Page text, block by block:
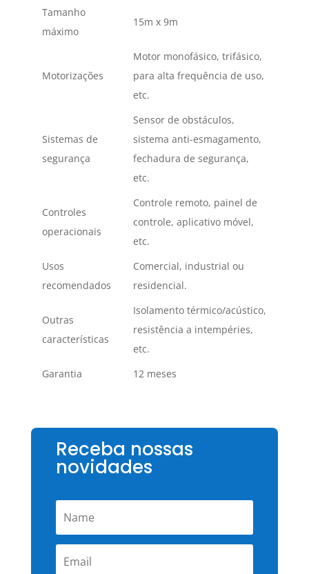
Tamanho
máximo
15m x 9m
Motorizações
Motor monofásico, trifásico,
para alta frequência de uso,
etc.
Sistemas de
segurança
Sensor de obstáculos,
sistema anti-esmagamento,
fechadura de segurança,
etc.
Controles
operacionais
Controle remoto, painel de
controle, aplicativo móvel,
etc.
Usos
recomendados
Comercial, industrial ou
residencial.
Outras
características
Isolamento térmico/acústico,
resistência a intempéries,
etc.
Garantia
12 meses
Receba nossas
novidades